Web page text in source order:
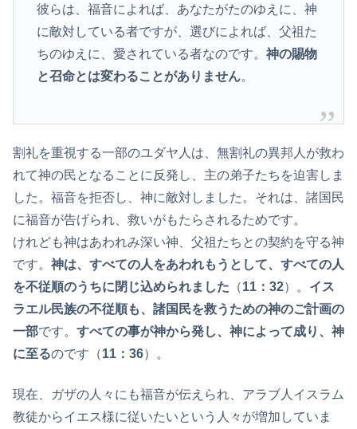
彼らは、福音によれば、あなたがたのゆえに、神
に敵対している者ですが、選びによれば、父祖た
ちのゆえに、愛されている者なのです。 神の賜物
と召命とは変わることがありません。
割礼を重視する一部のユダヤ人は、無割礼の異邦人が救わ
れて神の民となることに反発し、主の弟子たちを迫害しま
した。福音を拒否し、神に敵対しました。それは、諸国民
に福音が告げられ、救いがもたらされるためです。
けれども神はあわれみ深い神、父祖たちとの契約を守る神
です。 神は、すべての人をあわれもうとして、すべての人
を不従順のうちに閉じ込められました （11：32）。 イス
ラエル民族の不従順も、諸国民を救うための神のご計画の
一部です。 すべての事が神から発し、神によって成り、神
に至るのです（11：36）。
現在、ガザの人々にも福音が伝えられ、アラブ人イスラム
教徒からイエス様に従いたいという人々が増加していま